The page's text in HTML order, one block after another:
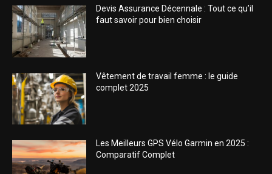
Devis Assurance Décennale : Tout ce qu’il
faut savoir pour bien choisir
Vêtement de travail femme : le guide
complet 2025
Les Meilleurs GPS Vélo Garmin en 2025 :
Comparatif Complet